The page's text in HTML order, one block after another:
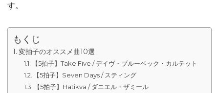
す。
もくじ
変拍子のオススメ曲10選
【5拍子】Take Five / デイヴ・ブルーベック・カルテット
【5拍子】Seven Days / スティング
【5拍子】Hatikva / ダニエル・ザミール